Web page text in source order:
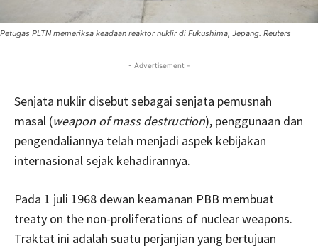
Petugas PLTN memeriksa keadaan reaktor nuklir di Fukushima, Jepang. Reuters
- Advertisement -
Senjata nuklir disebut sebagai senjata pemusnah
masal (weapon of mass destruction), penggunaan dan
pengendaliannya telah menjadi aspek kebijakan
internasional sejak kehadirannya.
Pada 1 juli 1968 dewan keamanan PBB membuat
treaty on the non-proliferations of nuclear weapons.
Traktat ini adalah suatu perjanjian yang bertujuan